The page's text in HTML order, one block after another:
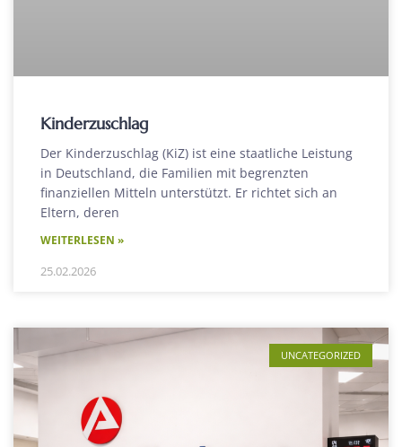
Kinderzuschlag
Der Kinderzuschlag (KiZ) ist eine staatliche Leistung
in Deutschland, die Familien mit begrenzten
finanziellen Mitteln unterstützt. Er richtet sich an
Eltern, deren
WEITERLESEN »
25.02.2026
UNCATEGORIZED